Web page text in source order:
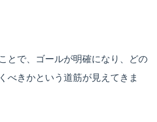
とで、ゴールが明確になり、どの
べきかという道筋が見えてきま